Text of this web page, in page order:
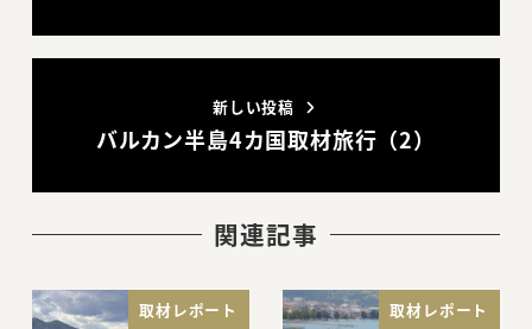
新しい投稿
バルカン半島4カ国取材旅行（2）
関連記事
取材レポート 取材レポート